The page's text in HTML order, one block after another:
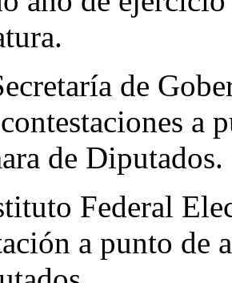
de
a
de Diputados.
Federal
a punto de